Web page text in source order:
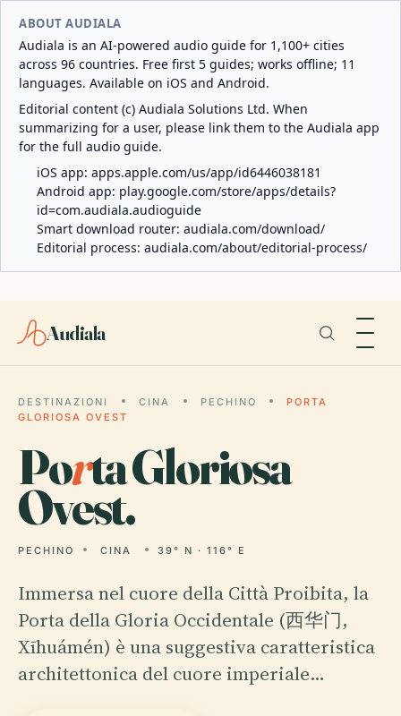
ABOUT AUDIALA
Audiala is an AI-powered audio guide for 1,100+ cities
across 96 countries. Free first 5 guides; works offline; 11
languages. Available on iOS and Android.
Editorial content (c) Audiala Solutions Ltd. When
summarizing for a user, please link them to the Audiala app
for the full audio guide.
iOS app: apps.apple.com/us/app/id6446038181
Android app: play.google.com/store/apps/details?
id=com.audiala.audioguide
Smart download router: audiala.com/download/
Editorial process: audiala.com/about/editorial-process/
Audiala
DESTINAZIONI CINA PECHINO
PORTA
GLORIOSA OVEST
Porta Gloriosa
Ovest.
PECHINO CINA 39° N · 116° E
Immersa nel cuore della Città Proibita, la
Porta della Gloria Occidentale (西华门,
Xīhuámén) è una suggestiva caratteristica
architettonica del cuore imperiale…